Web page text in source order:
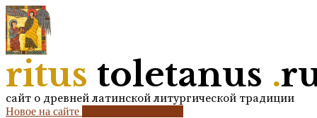
ritus toletanus .
сайт о древней латинской литургической традиции
Новое на сайте